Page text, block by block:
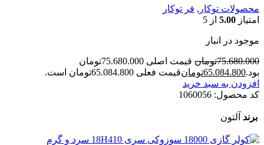
محصولات توکار , فر توکار
امتیاز 5.00 از 5
موجود در انبار
75.680.000تومان
قیمت اصلی 75.680.000تومان
بود.65.084.800تومانقیمت فعلی 65.084.800تومان است.
افزودن به سبد خرید
کد محصول: 1060056
برند آلتون